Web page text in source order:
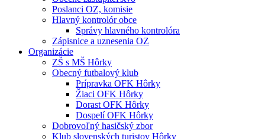
Poslanci OZ, komisie
Hlavný kontrolór obce
Správy hlavného kontrolóra
Zápisnice a uznesenia OZ
Organizácie
ZŠ s MŠ Hôrky
Obecný futbalový klub
Prípravka OFK Hôrky
Žiaci OFK Hôrky
Dorast OFK Hôrky
Dospelí OFK Hôrky
Dobrovoľný hasičský zbor
Klub slovenských turistov Hôrky